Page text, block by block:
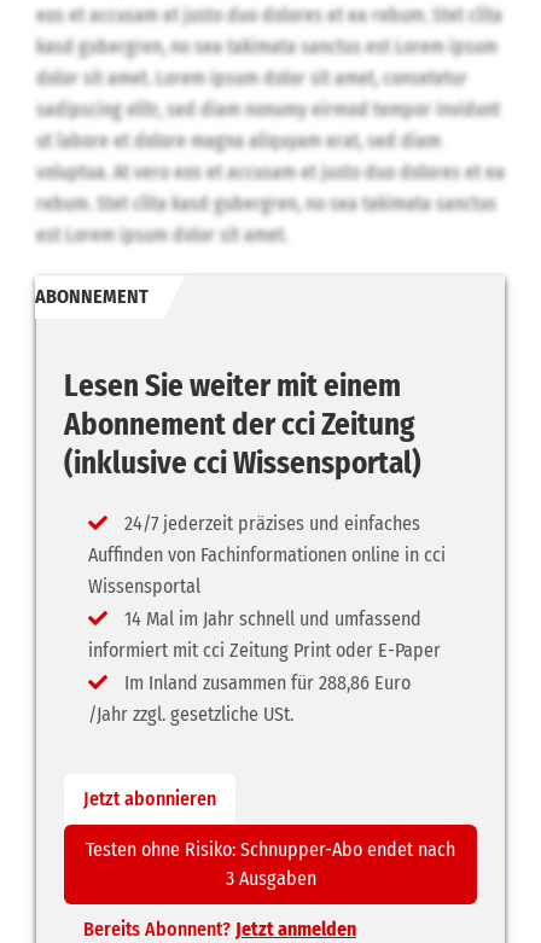
eos et accusam et justo duo dolores et ea rebum. Stet clita
kasd gubergren, no sea takimata sanctus est Lorem ipsum
dolor sit amet. Lorem ipsum dolor sit amet, consetetur
sadipscing elitr, sed diam nonumy eirmod tempor invidunt
ut labore et dolore magna aliquyam erat, sed diam
voluptua. At vero eos et accusam et justo duo dolores et ea
rebum. Stet clita kasd gubergren, no sea takimata sanctus
est Lorem ipsum dolor sit amet.
ABONNEMENT
Lesen Sie weiter mit einem
Abonnement der cci Zeitung
(inklusive cci Wissensportal)
24/7 jederzeit präzises und einfaches
Auffinden von Fachinformationen online in cci
Wissensportal
14 Mal im Jahr schnell und umfassend
informiert mit cci Zeitung Print oder E-Paper
Im Inland zusammen für 288,86 Euro
/Jahr zzgl. gesetzliche USt.
Jetzt abonnieren
Testen ohne Risiko: Schnupper-Abo endet nach
3 Ausgaben
Bereits Abonnent? Jetzt anmelden